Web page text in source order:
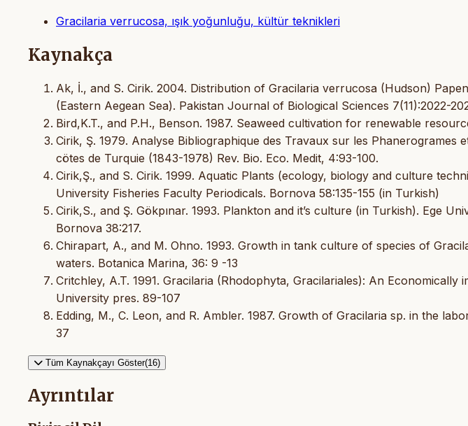
Gracilaria verrucosa, ışık yoğunluğu, kültür teknikleri
Kaynakça
Ak, İ., and S. Cirik. 2004. Distribution of Gracilaria verrucosa (Hudson)
(Eastern Aegean Sea). Pakistan Journal of Biological Sciences 7(11):2022-
Bird,K.T., and P.H., Benson. 1987. Seaweed cultivation for renewable
Cirik, Ş. 1979. Analyse Bibliographique des Travaux sur les Phanerogrames
cötes de Turquie (1843-1978) Rev. Bio. Eco. Medit, 4:93-100.
Cirik,Ş., and S. Cirik. 1999. Aquatic Plants (ecology, biology and culture
University Fisheries Faculty Periodicals. Bornova 58:135-155 (in Turkish)
Cirik,S., and Ş. Gökpınar. 1993. Plankton and it’s culture (in Turkish). Ege
Bornova 38:217.
Chirapart, A., and M. Ohno. 1993. Growth in tank culture of species of
waters. Botanica Marina, 36: 9 -13
Critchley, A.T. 1991. Gracilaria (Rhodophyta, Gracilariales): An Economically
University pres. 89-107
Edding, M., C. Leon, and R. Ambler. 1987. Growth of Gracilaria sp. in the
37
Tüm Kaynakçayı Göster(16)
Ayrıntılar